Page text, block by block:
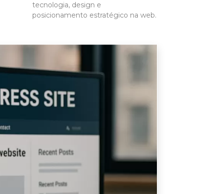
tecnologia, design e
posicionamento estratégico na web.